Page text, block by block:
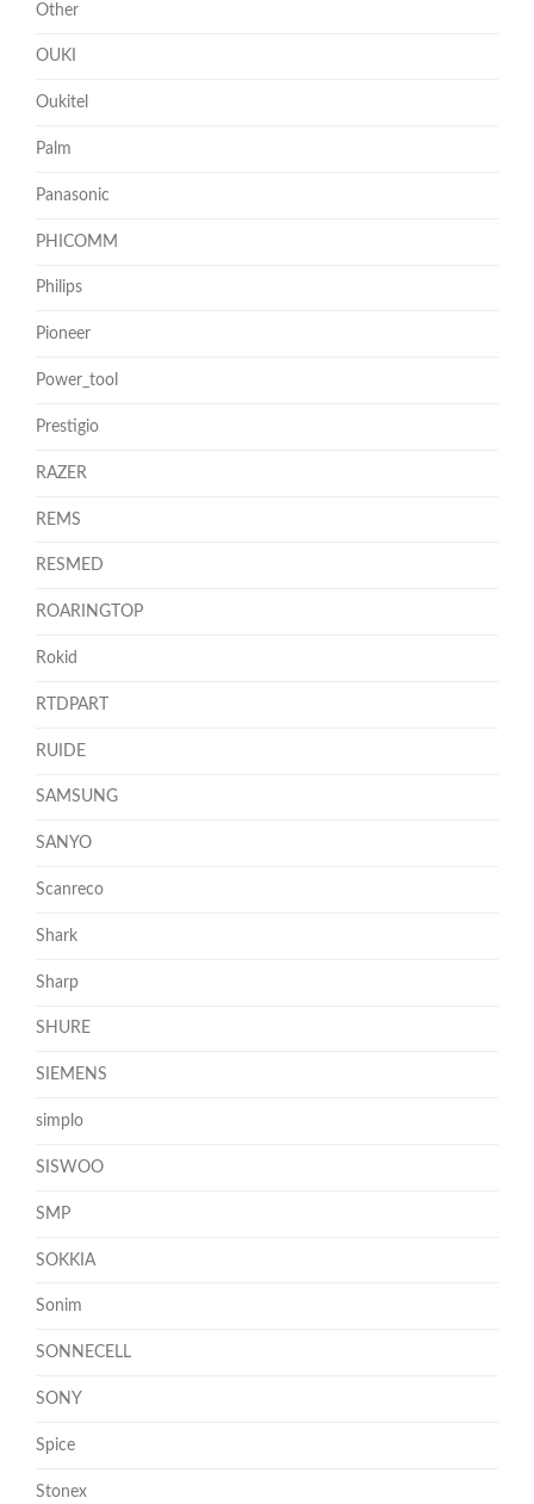
Other
OUKI
Oukitel
Palm
Panasonic
PHICOMM
Philips
Pioneer
Power_tool
Prestigio
RAZER
REMS
RESMED
ROARINGTOP
Rokid
RTDPART
RUIDE
SAMSUNG
SANYO
Scanreco
Shark
Sharp
SHURE
SIEMENS
simplo
SISWOO
SMP
SOKKIA
Sonim
SONNECELL
SONY
Spice
Stonex